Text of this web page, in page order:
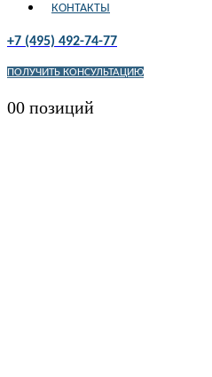
КОНТАКТЫ
+7 (495) 492-74-77
ПОЛУЧИТЬ КОНСУЛЬТАЦИЮ
00 позиций